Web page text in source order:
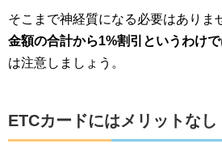
そこまで神経質になる必要はありま
金額の合計から1%割引というわけで
は注意しましょう。
ETCカードにはメリットなし